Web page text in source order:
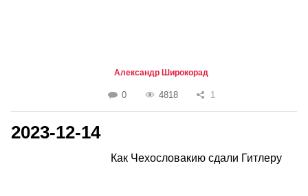
Александр Широкорад
0 4818 1
2023-12-14
Как Чехословакию сдали Гитлеру